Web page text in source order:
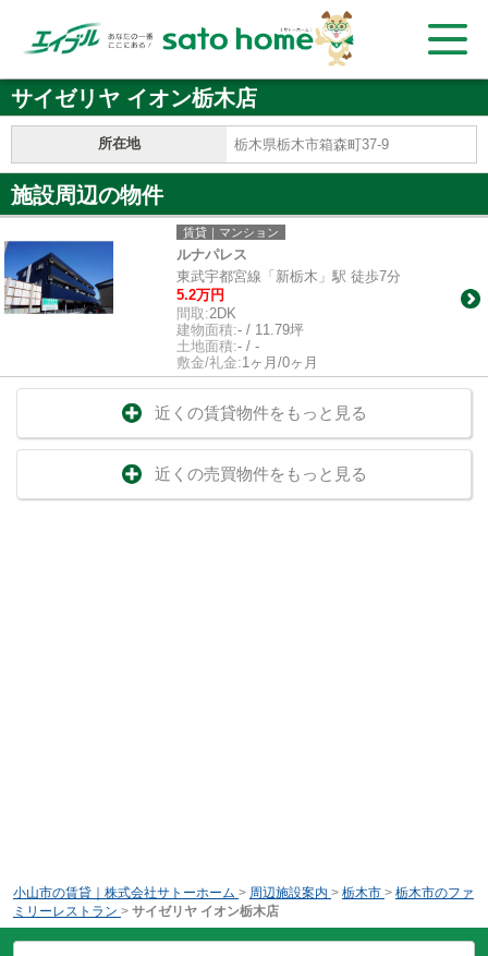
サイゼリヤ イオン栃木店
所在地 栃木県栃木市箱森町37-9
施設周辺の物件
賃貸｜マンション
ルナパレス
東武宇都宮線「新栃木」駅 徒歩7分
5.2万円
間取:2DK
建物面積:- / 11.79坪
土地面積:- / -
敷金/礼金:1ヶ月/0ヶ月
近くの賃貸物件をもっと見る
近くの売買物件をもっと見る
小山市の賃貸｜株式会社サトーホーム > 周辺施設案内 > 栃木市 > 栃木市のファ
ミリーレストラン > サイゼリヤ イオン栃木店